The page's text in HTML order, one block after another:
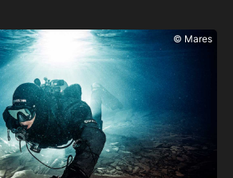
教練。我們期待與您合作，並歡迎您加入
來的職業生涯從這裡開始。今天加入我們。
© Mares